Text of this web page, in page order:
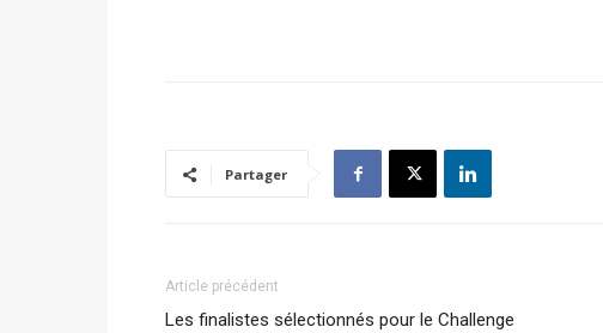
Partager
Article précédent
Les finalistes sélectionnés pour le Challenge